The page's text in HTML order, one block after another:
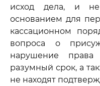
исход дела, и не
основанием для
кассационном
вопроса о
нарушение права
разумный срок, а
не находят